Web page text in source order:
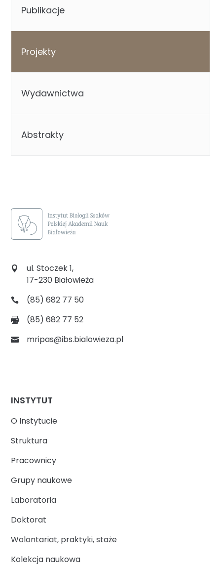
Publikacje
Projekty
Wydawnictwa
Abstrakty
ul. Stoczek 1,
17-230 Białowieża
(85) 682 77 50
(85) 682 77 52
mripas@ibs.bialowieza.pl
INSTYTUT
O Instytucie
Struktura
Pracownicy
Grupy naukowe
Laboratoria
Doktorat
Wolontariat, praktyki, staże
Kolekcja naukowa